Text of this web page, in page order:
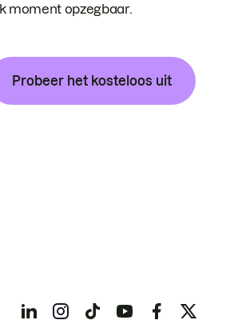
moment opzegbaar.
Probeer het kosteloos uit